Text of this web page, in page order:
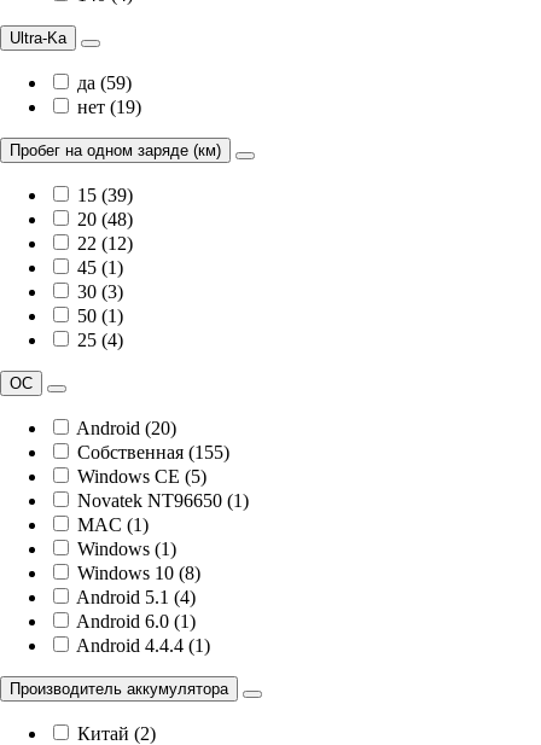
Ultra-Ka
да (59)
нет (19)
Пробег на одном заряде (км)
15 (39)
20 (48)
22 (12)
45 (1)
30 (3)
50 (1)
25 (4)
ОС
Android (20)
Собственная (155)
Windows CE (5)
Novatek NT96650 (1)
MAC (1)
Windows (1)
Windows 10 (8)
Android 5.1 (4)
Android 6.0 (1)
Android 4.4.4 (1)
Производитель аккумулятора
Китай (2)